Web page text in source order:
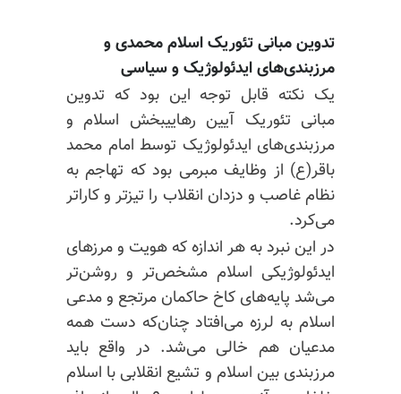
تدوین مبانی تئوریک اسلام محمدی و
مرزبندی‌هایایدئولوژیک و سیاسی
یک نکته قابل توجه این بود که تدوین
مبانی تئوریک آیین رهاییبخش اسلام و
مرزبندی‌های ایدئولوژیک توسط امام محمد
باقر(ع) از وظایف مبرمی بود که تهاجم به
نظام غاصب و دزدان انقلاب را تیزتر و کاراتر
می‌کرد.
در این نبرد به هر اندازه که هویت و مرزهای
ایدئولوژیکی اسلام مشخص‌تر و روشن‌تر
می‌شد پایه‌های کاخ حاکمان مرتجع و مدعی
اسلام به لرزه می‌افتاد چنان‌که دست همه
مدعیان هم خالی می‌شد. در واقع باید
مرزبندی بین اسلام و تشیع انقلابی با اسلام